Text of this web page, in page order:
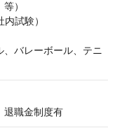
）
試験）
、バレーボール、テニ
退職金制度有